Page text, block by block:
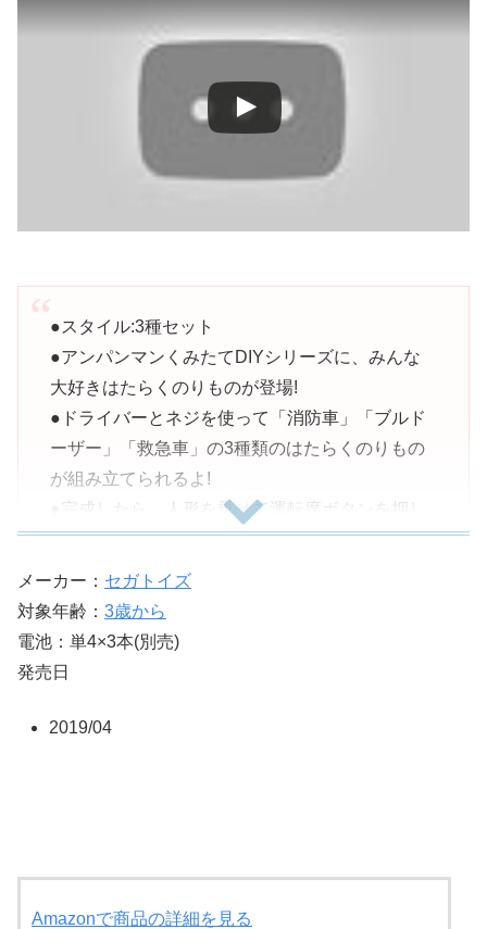
●スタイル:3種セット
●アンパンマンくみたてDIYシリーズに、みんな
大好きはたらくのりものが登場!
●ドライバーとネジを使って「消防車」「ブルド
ーザー」「救急車」の3種類のはたらくのりもの
が組み立てられるよ!
●完成したら、人形を乗せて運転席ボタンを押し
てみよう!
●ライトが光って組み立てたのりものによって違
う音がながれるよ♪
●パーツを組みかえることで、自分だけの カスタ
マイズカーをつくることもできちゃう!
てを考えることで、お子様の想像力と考える力を
(前)、しょうぼうしゃ(後ろ)、バケット、パトライ
メーカー： セガトイズ
対象年齢： 3歳から
電池：単4×3本(別売)
発売日
2019/04
Amazonで商品の詳細を見る